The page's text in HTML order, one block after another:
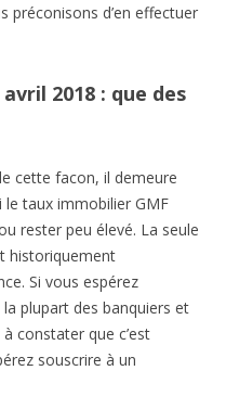
préconisons d’en effectuer
2018 : que des
cette facon, il demeure
le taux immobilier GMF
rester peu élevé. La seule
historiquement
Si vous espérez
plupart des banquiers et
constater que c’est
souscrire à un